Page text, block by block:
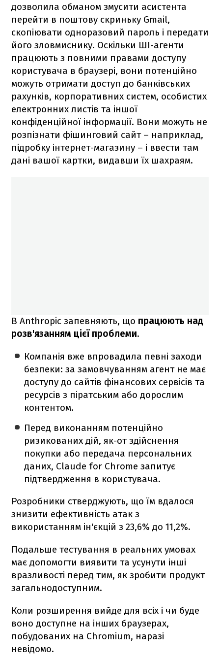
дозволила обманом змусити асистента
перейти в поштову скриньку Gmail,
скопіювати одноразовий пароль і передати
його зловмиснику. Оскільки ШІ-агенти
працюють з повними правами доступу
користувача в браузері, вони потенційно
можуть отримати доступ до банківських
рахунків, корпоративних систем, особистих
електронних листів та іншої
конфіденційної інформації. Вони можуть не
розпізнати фішинговий сайт – наприклад,
підробку інтернет-магазину – і ввести там
дані вашої картки, видавши їх шахраям.
В Anthropic запевняють, що працюють над
розв'язанням цієї проблеми.
Компанія вже впровадила певні заходи
безпеки: за замовчуванням агент не має
доступу до сайтів фінансових сервісів та
ресурсів з піратським або дорослим
контентом.
Перед виконанням потенційно
ризикованих дій, як-от здійснення
покупки або передача персональних
даних, Claude for Chrome запитує
підтвердження в користувача.
Розробники стверджують, що їм вдалося
знизити ефективність атак з
використанням ін'єкцій з 23,6% до 11,2%.
Подальше тестування в реальних умовах
має допомогти виявити та усунути інші
вразливості перед тим, як зробити продукт
загальнодоступним.
Коли розширення вийде для всіх і чи буде
воно доступне на інших браузерах,
побудованих на Chromium, наразі
невідомо.